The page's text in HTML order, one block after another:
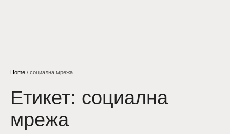
Home / социална мрежа
Етикет: социална
мрежа